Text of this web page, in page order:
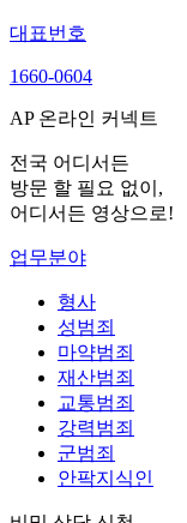
대표번호
1660-0604
AP 온라인 커넥트
전국 어디서든
방문 할 필요 없이,
어디서든 영상으로!
업무분야
형사
성범죄
마약범죄
재산범죄
교통범죄
강력범죄
군범죄
안팍지식인